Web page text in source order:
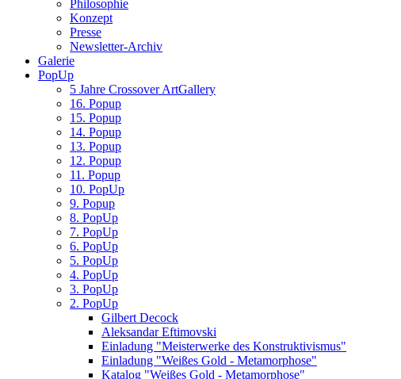
Philosophie
Konzept
Presse
Newsletter-Archiv
Galerie
PopUp
5 Jahre Crossover ArtGallery
16. Popup
15. Popup
14. Popup
13. Popup
12. Popup
11. Popup
10. PopUp
9. Popup
8. PopUp
7. PopUp
6. PopUp
5. PopUp
4. PopUp
3. PopUp
2. PopUp
Gilbert Decock
Aleksandar Eftimovski
Einladung "Meisterwerke des Konstruktivismus"
Einladung "Weißes Gold - Metamorphose"
Katalog "Weißes Gold - Metamorphose"